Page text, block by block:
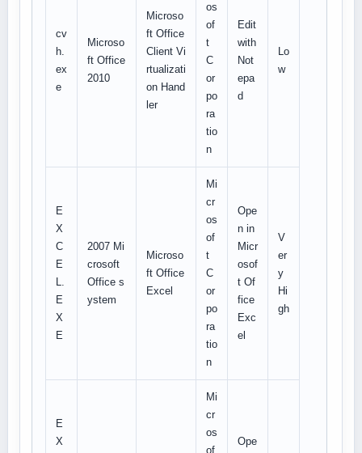
cv
h.
ex
e
Microso
ft Office
2010
Microso
ft Office
Client Vi
rtualizati
on Hand
ler
os
of
t
C
or
po
ra
tio
n
Edit
with
Not
epa
d
Lo
w
E
X
C
E
L.
E
X
E
2007 Mi
crosoft
Office s
ystem
Microso
ft Office
Excel
Mi
cr
os
of
t
C
or
po
ra
tio
n
Ope
n in
Micr
osof
t Of
fice
Exc
el
V
er
y
Hi
gh
E
X
Mi
cr
os
of
Ope